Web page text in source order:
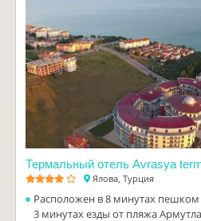
Термальный отель Avrasya
Ялова, Турция
Расположен в 8 минутах
3 минутах езды от пляжа